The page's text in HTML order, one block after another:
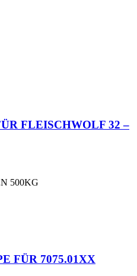
FLEISCHWOLF 32 –
500KG
FÜR 7075.01XX